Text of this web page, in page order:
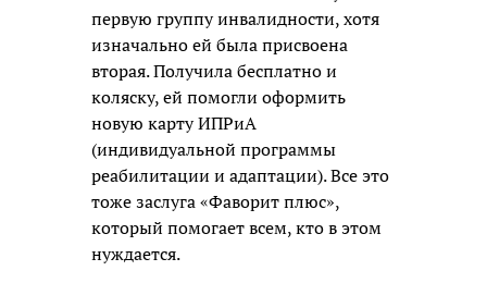
первую группу инвалидности, хотя
изначально ей была присвоена
вторая. Получила бесплатно и
коляску, ей помогли оформить
новую карту ИПРиА
(индивидуальной программы
реабилитации и адаптации). Все это
тоже заслуга «Фаворит плюс»,
который помогает всем, кто в этом
нуждается.